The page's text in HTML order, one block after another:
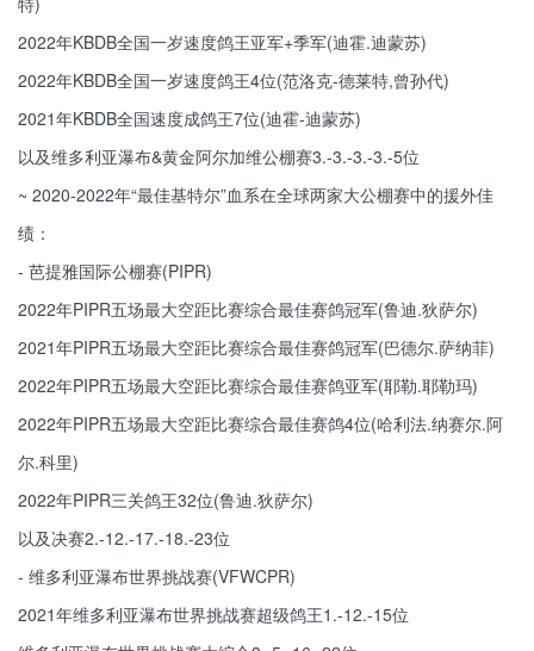
2022年KBDB全国一岁速度鸽王亚军+季军(迪霍.迪蒙苏)
2022年KBDB全国一岁速度鸽王4位(范洛克-德莱特,曾孙代)
2021年KBDB全国速度成鸽王7位(迪霍-迪蒙苏)
以及维多利亚瀑布&黄金阿尔加维公棚赛3.-3.-3.-3.-5位
~ 2020-2022年“最佳基特尔”血系在全球两家大公棚赛中的援外佳
绩：
- 芭提雅国际公棚赛(PIPR)
2022年PIPR五场最大空距比赛综合最佳赛鸽冠军(鲁迪.狄萨尔)
2021年PIPR五场最大空距比赛综合最佳赛鸽冠军(巴德尔.萨纳菲)
2022年PIPR五场最大空距比赛综合最佳赛鸽亚军(耶勒.耶勒玛)
2022年PIPR五场最大空距比赛综合最佳赛鸽4位(哈利法.纳赛尔.阿
尔.科里)
2022年PIPR三关鸽王32位(鲁迪.狄萨尔)
以及决赛2.-12.-17.-18.-23位
- 维多利亚瀑布世界挑战赛(VFWCPR)
2021年维多利亚瀑布世界挑战赛超级鸽王1.-12.-15位